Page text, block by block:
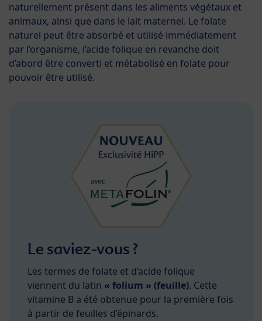
naturellement présent dans les aliments végétaux et
animaux, ainsi que dans le lait maternel. Le folate
naturel peut être absorbé et utilisé immédiatement
par l’organisme, l’acide folique en revanche doit
d’abord être converti et métabolisé en folate pour
pouvoir être utilisé.
Le saviez-vous ?
Les termes de folate et d’acide folique
viennent du latin « folium » (feuille). Cette
vitamine B a été obtenue pour la première fois
à partir de feuilles d’épinards.